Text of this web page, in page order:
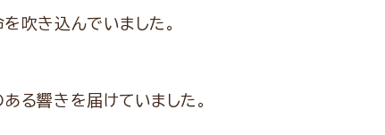
吹き込んでいました。
る響きを届けていました。